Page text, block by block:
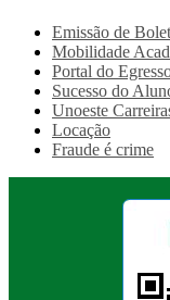
Emissão de
Mobilidade
Portal do
Sucesso do
Unoeste
Locação
Fraude é crime